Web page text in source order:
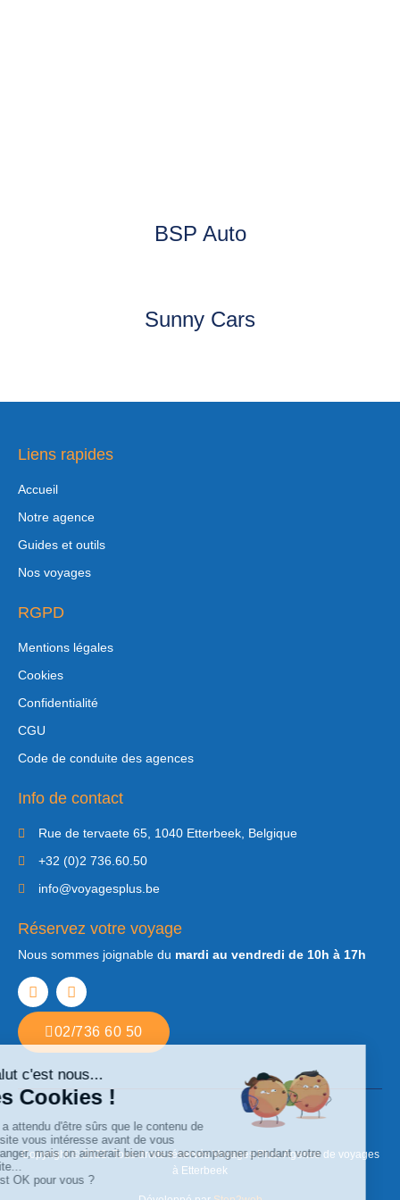
BSP Auto
Sunny Cars
Liens rapides
Accueil
Notre agence
Guides et outils
Nos voyages
RGPD
Mentions légales
Cookies
Confidentialité
CGU
Code de conduite des agences
Info de contact
Rue de tervaete 65, 1040 Etterbeek, Belgique
+32 (0)2 736.60.50
info@voyagesplus.be
Réservez votre voyage
Nous sommes joignable du mardi au vendredi de 10h à 17h
02/736 60 50
Copyright © 2022. Tous droits réservés Voyages Plus. Agence de voyages
à Etterbeek